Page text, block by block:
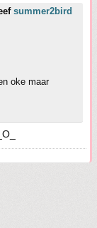
summer2bird
oke maar